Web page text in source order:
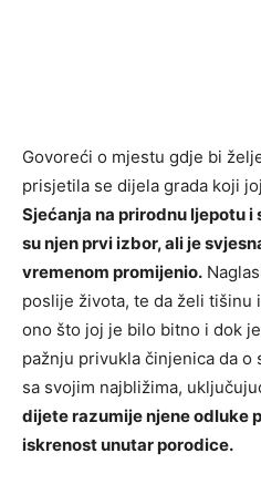
Govoreći o mjestu gdje bi
prisjetila se dijela grada koji
Sjećanja na prirodnu ljepotu
su njen prvi izbor, ali je
vremenom promijenio.
poslije života, te da želi tišinu
ono što joj je bilo bitno i dok
pažnju privukla činjenica da
sa svojim najbližima,
dijete razumije njene odluke
iskrenost unutar porodice.